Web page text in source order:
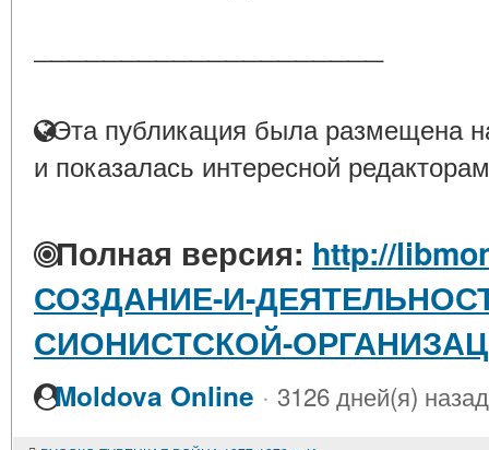
Эта публикация была размещена
и показалась интересной
Полная версия: http://
СОЗДАНИЕ-И-
СИОНИСТСКОЙ-
Moldova Online · 3126 дней(я) назад